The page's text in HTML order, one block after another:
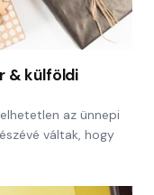
& külföldi
az ünnepi
váltak, hogy